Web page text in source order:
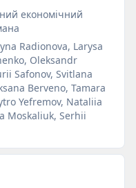
економічний
Radionova, Larysa
Oleksandr
Safonov, Svitlana
Berveno, Tamara
Yefremov, Nataliia
Moskaliuk, Serhii